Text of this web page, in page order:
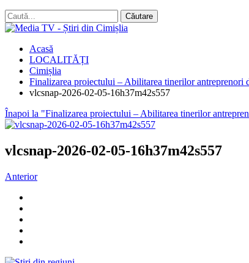
Acasă
LOCALITĂȚI
Cimișlia
Finalizarea proiectului – Abilitarea tinerilor antreprenori
vlcsnap-2026-02-05-16h37m42s557
Înapoi la "Finalizarea proiectului – Abilitarea tinerilor
vlcsnap-2026-02-05-16h37m42s557
Anterior